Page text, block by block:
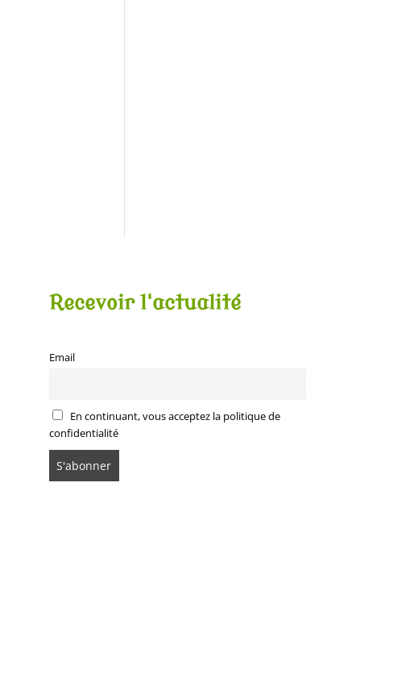
Recevoir l'actualité
Email
En continuant, vous acceptez la politique de
confidentialité